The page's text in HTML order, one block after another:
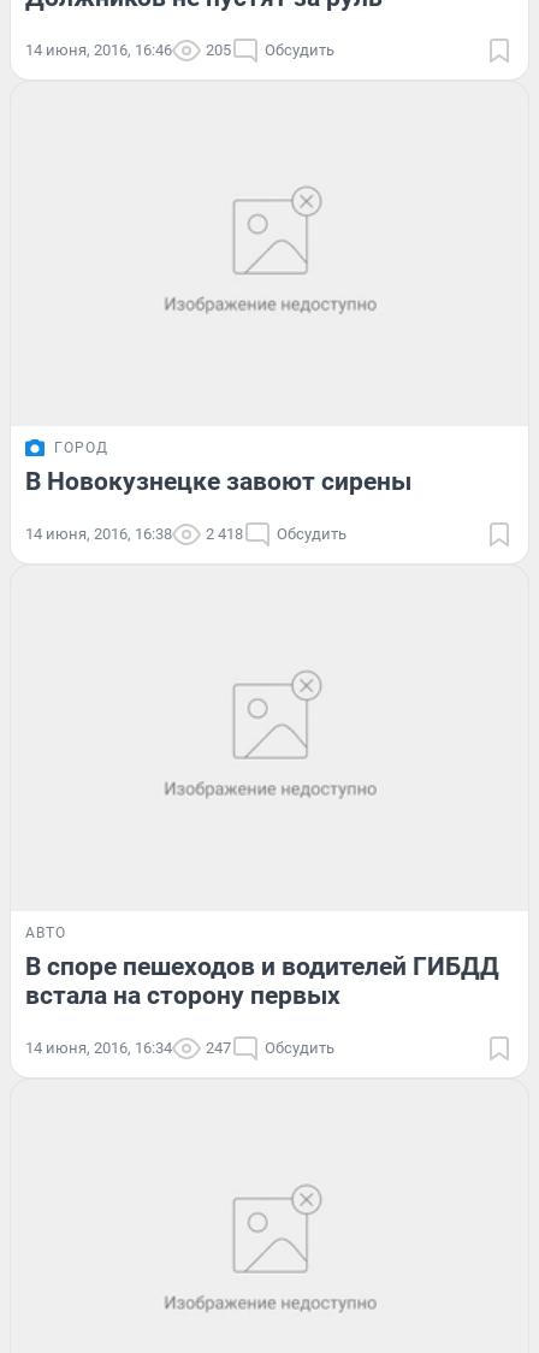
14 июня, 2016, 16:46 205 Обсудить
ГОРОД
В Новокузнецке завоют сирены
14 июня, 2016, 16:38 2 418 Обсудить
АВТО
В споре пешеходов и водителей ГИБДД
встала на сторону первых
14 июня, 2016, 16:34 247 Обсудить